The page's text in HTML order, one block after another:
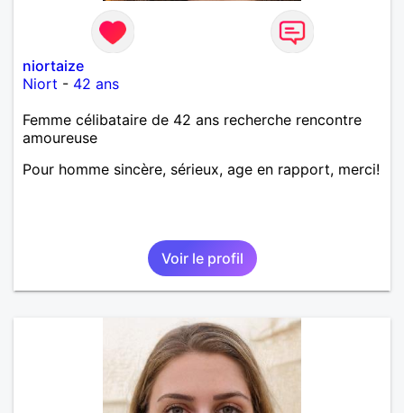
niortaize
Niort - 42 ans
Femme célibataire de 42 ans recherche rencontre
amoureuse
Pour homme sincère, sérieux, age en rapport, merci!
Voir le profil